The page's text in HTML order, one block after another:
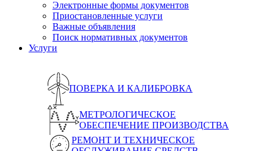
Электронные формы документов
Приостановленные услуги
Важные объявления
Поиск нормативных документов
Услуги
ПОВЕРКА И КАЛИБРОВКА
МЕТРОЛОГИЧЕСКОЕ
ОБЕСПЕЧЕНИЕ ПРОИЗВОДСТВА
РЕМОНТ И ТЕХНИЧЕСКОЕ